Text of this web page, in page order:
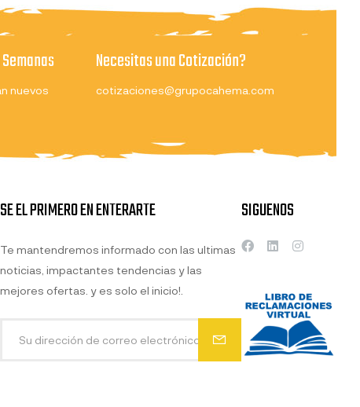
nuevos
Necesitas una Cotización?
cotizaciones@grupocahema.com
SE EL PRIMERO EN ENTERARTE
Te mantendremos informado con las ultimas
noticias, impactantes tendencias y las
mejores ofertas. y es solo el inicio!.
SIGUENOS